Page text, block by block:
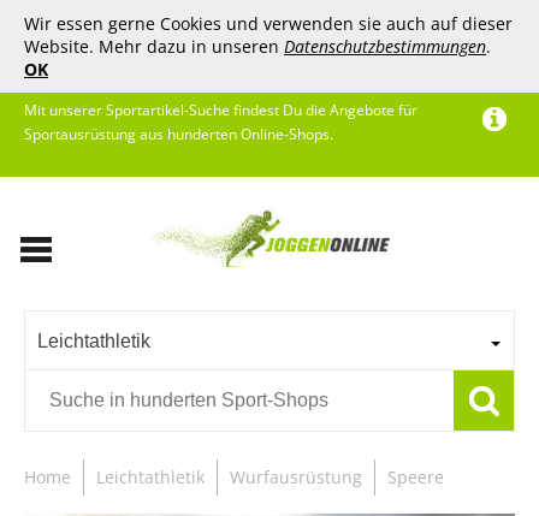
Wir essen gerne Cookies und verwenden sie auch auf dieser
Website. Mehr dazu in unseren Datenschutzbestimmungen.
OK
Mit unserer Sportartikel-Suche findest Du die Angebote für
Sportausrüstung aus hunderten Online-Shops.
Leichtathletik
Home Leichtathletik Wurfausrüstung Speere